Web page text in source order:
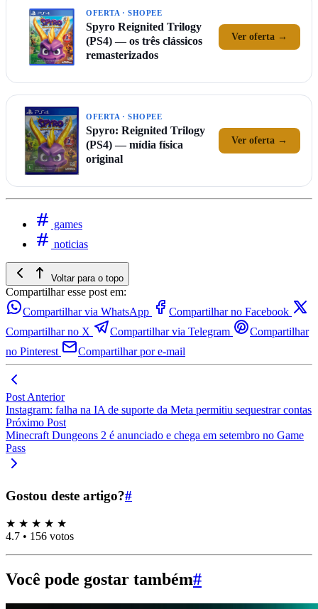
OFERTA · SHOPEE
Spyro Reignited Trilogy
(PS4) — os três clássicos
remasterizados
Ver oferta →
OFERTA · SHOPEE
Spyro: Reignited Trilogy
(PS4) — mídia física
original
Ver oferta →
games
noticias
Voltar para o topo
Compartilhar esse post em:
Compartilhar via WhatsApp
Compartilhar no Facebook
Compartilhar no X
Compartilhar via Telegram
Compartilhar
no Pinterest
Compartilhar por e-mail
Post Anterior
Instagram: falha na IA de suporte da Meta permitiu sequestrar contas
Próximo Post
Minecraft Dungeons 2 é anunciado e chega em setembro no Game
Pass
Gostou deste artigo?#
★ ★ ★ ★ ★
4.7 • 156 votos
Você pode gostar também#